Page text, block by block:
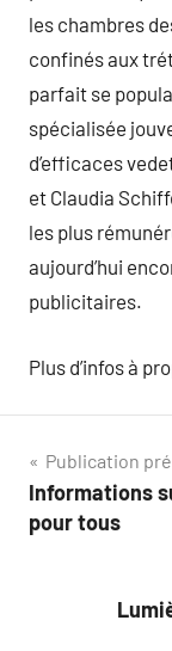
les chambres
confinés aux
parfait se
spécialisée
d’efficaces
et Claudia
les plus
aujourd’hui
publicitaires.
Plus d’infos à
de
Publication
Informations
pour tous